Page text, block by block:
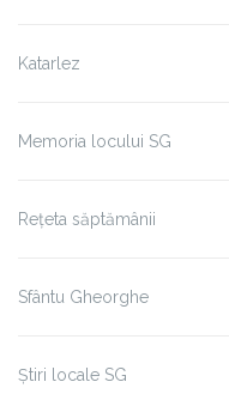
Katarlez
Memoria locului SG
Rețeta săptămânii
Sfântu Gheorghe
Știri locale SG